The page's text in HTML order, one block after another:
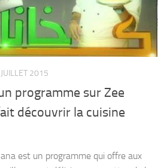
2015
programme sur Zee
découvrir la cuisine
est un programme qui offre aux